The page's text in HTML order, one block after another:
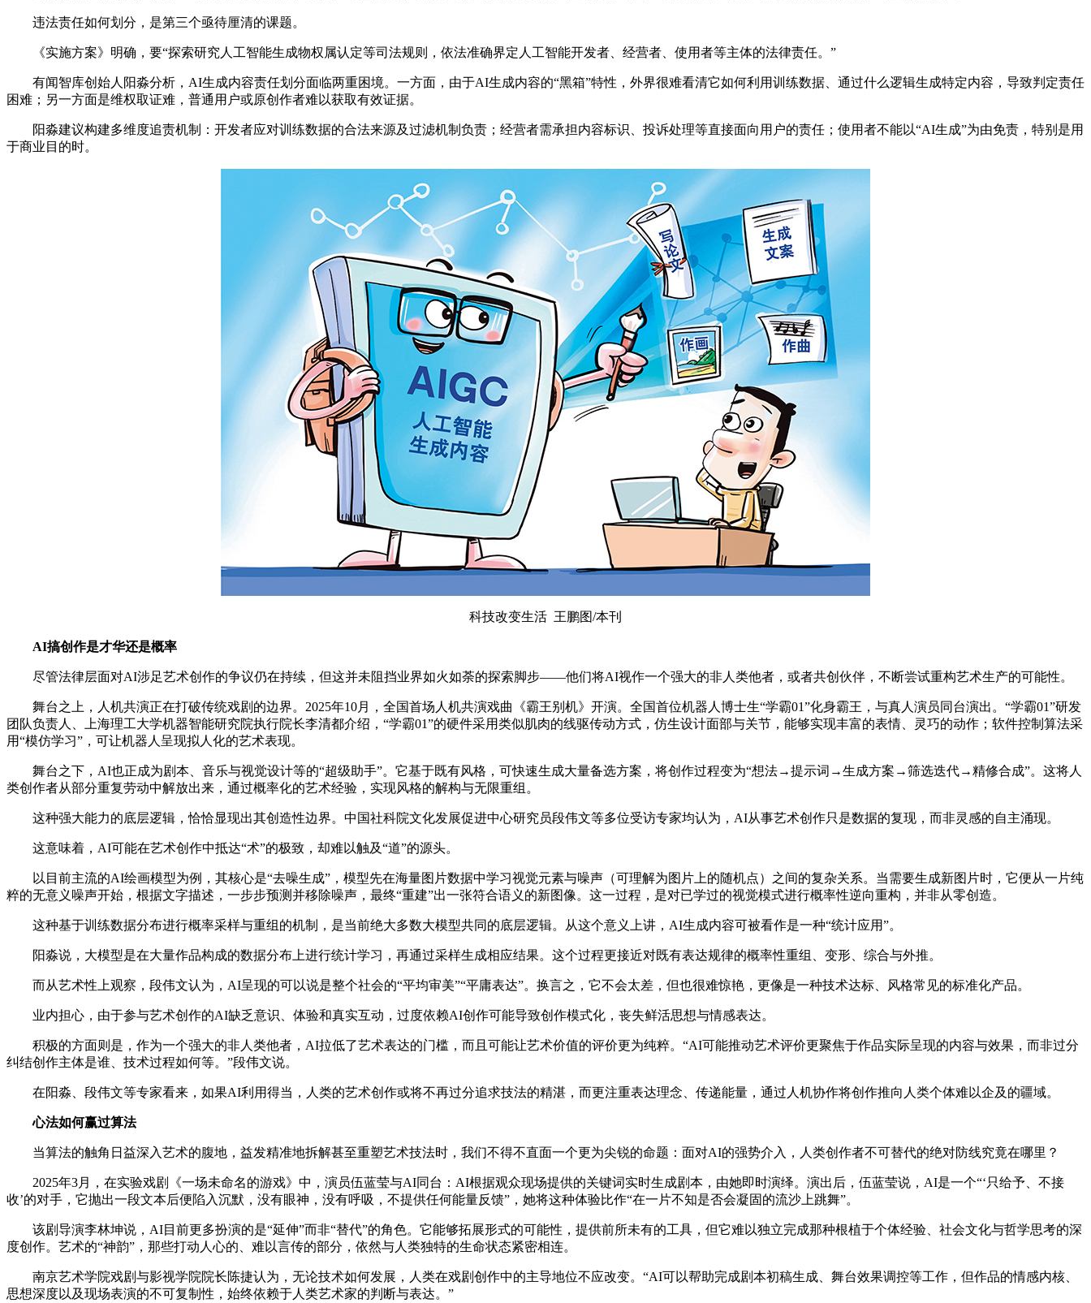
违法责任如何划分，是第三个亟待厘清的课题。
《实施方案》明确，要“探索研究人工智能生成物权属认定等司法规则，依法准确界定人工智能开发者、经营者、使用者等主体的法律责任。”
有闻智库创始人阳淼分析，AI生成内容责任划分面临两重困境。一方面，由于AI生成内容的“黑箱”特性，外界很难看清它如何利用训练数据、通过什么逻辑生成特定内容，导致判定责任
困难；另一方面是维权取证难，普通用户或原创作者难以获取有效证据。
阳淼建议构建多维度追责机制：开发者应对训练数据的合法来源及过滤机制负责；经营者需承担内容标识、投诉处理等直接面向用户的责任；使用者不能以“AI生成”为由免责，特别是用
于商业目的时。
科技改变生活 王鹏图/本刊
AI搞创作是才华还是概率
尽管法律层面对AI涉足艺术创作的争议仍在持续，但这并未阻挡业界如火如荼的探索脚步——他们将AI视作一个强大的非人类他者，或者共创伙伴，不断尝试重构艺术生产的可能性。
舞台之上，人机共演正在打破传统戏剧的边界。2025年10月，全国首场人机共演戏曲《霸王别机》开演。全国首位机器人博士生“学霸01”化身霸王，与真人演员同台演出。“学霸01”研发
团队负责人、上海理工大学机器智能研究院执行院长李清都介绍，“学霸01”的硬件采用类似肌肉的线驱传动方式，仿生设计面部与关节，能够实现丰富的表情、灵巧的动作；软件控制算法采
用“模仿学习”，可让机器人呈现拟人化的艺术表现。
舞台之下，AI也正成为剧本、音乐与视觉设计等的“超级助手”。它基于既有风格，可快速生成大量备选方案，将创作过程变为“想法→提示词→生成方案→筛选迭代→精修合成”。这将人
类创作者从部分重复劳动中解放出来，通过概率化的艺术经验，实现风格的解构与无限重组。
这种强大能力的底层逻辑，恰恰显现出其创造性边界。中国社科院文化发展促进中心研究员段伟文等多位受访专家均认为，AI从事艺术创作只是数据的复现，而非灵感的自主涌现。
这意味着，AI可能在艺术创作中抵达“术”的极致，却难以触及“道”的源头。
以目前主流的AI绘画模型为例，其核心是“去噪生成”，模型先在海量图片数据中学习视觉元素与噪声（可理解为图片上的随机点）之间的复杂关系。当需要生成新图片时，它便从一片纯
粹的无意义噪声开始，根据文字描述，一步步预测并移除噪声，最终“重建”出一张符合语义的新图像。这一过程，是对已学过的视觉模式进行概率性逆向重构，并非从零创造。
这种基于训练数据分布进行概率采样与重组的机制，是当前绝大多数大模型共同的底层逻辑。从这个意义上讲，AI生成内容可被看作是一种“统计应用”。
阳淼说，大模型是在大量作品构成的数据分布上进行统计学习，再通过采样生成相应结果。这个过程更接近对既有表达规律的概率性重组、变形、综合与外推。
而从艺术性上观察，段伟文认为，AI呈现的可以说是整个社会的“平均审美”“平庸表达”。换言之，它不会太差，但也很难惊艳，更像是一种技术达标、风格常见的标准化产品。
业内担心，由于参与艺术创作的AI缺乏意识、体验和真实互动，过度依赖AI创作可能导致创作模式化，丧失鲜活思想与情感表达。
积极的方面则是，作为一个强大的非人类他者，AI拉低了艺术表达的门槛，而且可能让艺术价值的评价更为纯粹。“AI可能推动艺术评价更聚焦于作品实际呈现的内容与效果，而非过分
纠结创作主体是谁、技术过程如何等。”段伟文说。
在阳淼、段伟文等专家看来，如果AI利用得当，人类的艺术创作或将不再过分追求技法的精湛，而更注重表达理念、传递能量，通过人机协作将创作推向人类个体难以企及的疆域。
心法如何赢过算法
当算法的触角日益深入艺术的腹地，益发精准地拆解甚至重塑艺术技法时，我们不得不直面一个更为尖锐的命题：面对AI的强势介入，人类创作者不可替代的绝对防线究竟在哪里？
2025年3月，在实验戏剧《一场未命名的游戏》中，演员伍蓝莹与AI同台：AI根据观众现场提供的关键词实时生成剧本，由她即时演绎。演出后，伍蓝莹说，AI是一个“‘只给予、不接
收’的对手，它抛出一段文本后便陷入沉默，没有眼神，没有呼吸，不提供任何能量反馈”，她将这种体验比作“在一片不知是否会凝固的流沙上跳舞”。
该剧导演李林坤说，AI目前更多扮演的是“延伸”而非“替代”的角色。它能够拓展形式的可能性，提供前所未有的工具，但它难以独立完成那种根植于个体经验、社会文化与哲学思考的深
度创作。艺术的“神韵”，那些打动人心的、难以言传的部分，依然与人类独特的生命状态紧密相连。
南京艺术学院戏剧与影视学院院长陈捷认为，无论技术如何发展，人类在戏剧创作中的主导地位不应改变。“AI可以帮助完成剧本初稿生成、舞台效果调控等工作，但作品的情感内核、
思想深度以及现场表演的不可复制性，始终依赖于人类艺术家的判断与表达。”